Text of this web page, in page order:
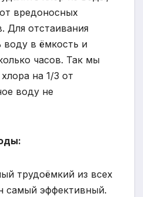
вредоносных
Для отстаивания
воду в ёмкость и
часов. Так мы
на 1/3 от
воду не
трудоёмкий из всех
самый эффективный.